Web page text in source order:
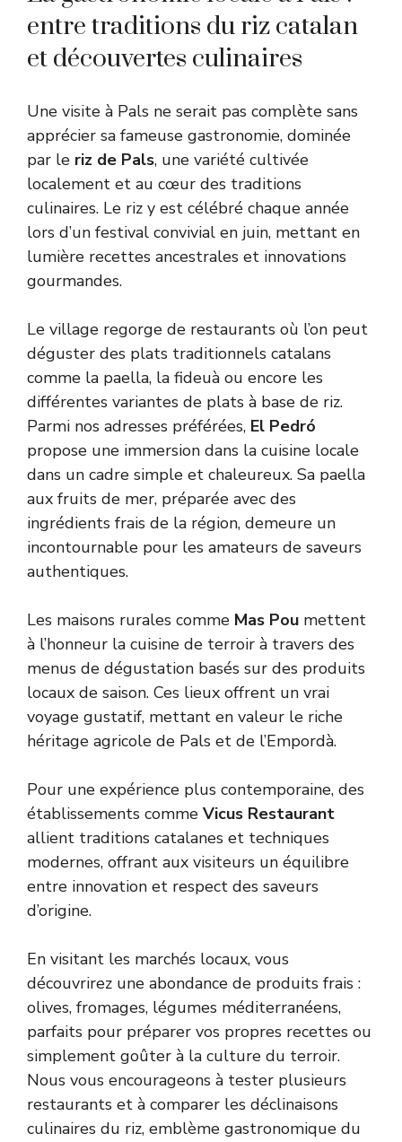
entre traditions du riz catalan
et découvertes culinaires
Une visite à Pals ne serait pas complète sans
apprécier sa fameuse gastronomie, dominée
par le riz de Pals, une variété cultivée
localement et au cœur des traditions
culinaires. Le riz y est célébré chaque année
lors d’un festival convivial en juin, mettant en
lumière recettes ancestrales et innovations
gourmandes.
Le village regorge de restaurants où l’on peut
déguster des plats traditionnels catalans
comme la paella, la fideuà ou encore les
différentes variantes de plats à base de riz.
Parmi nos adresses préférées, El Pedró
propose une immersion dans la cuisine locale
dans un cadre simple et chaleureux. Sa paella
aux fruits de mer, préparée avec des
ingrédients frais de la région, demeure un
incontournable pour les amateurs de saveurs
authentiques.
Les maisons rurales comme Mas Pou mettent
à l’honneur la cuisine de terroir à travers des
menus de dégustation basés sur des produits
locaux de saison. Ces lieux offrent un vrai
voyage gustatif, mettant en valeur le riche
héritage agricole de Pals et de l’Empordà.
Pour une expérience plus contemporaine, des
établissements comme Vicus Restaurant
allient traditions catalanes et techniques
modernes, offrant aux visiteurs un équilibre
entre innovation et respect des saveurs
d’origine.
En visitant les marchés locaux, vous
découvrirez une abondance de produits frais :
olives, fromages, légumes méditerranéens,
parfaits pour préparer vos propres recettes ou
simplement goûter à la culture du terroir.
Nous vous encourageons à tester plusieurs
restaurants et à comparer les déclinaisons
culinaires du riz, emblème gastronomique du